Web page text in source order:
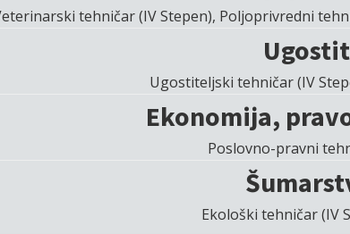
tehničar (IV Stepen), Poljoprivredni
Ugostiteljski tehničar (IV
Ekonomija,
Poslovno-pravni
Ekološki tehničar (IV